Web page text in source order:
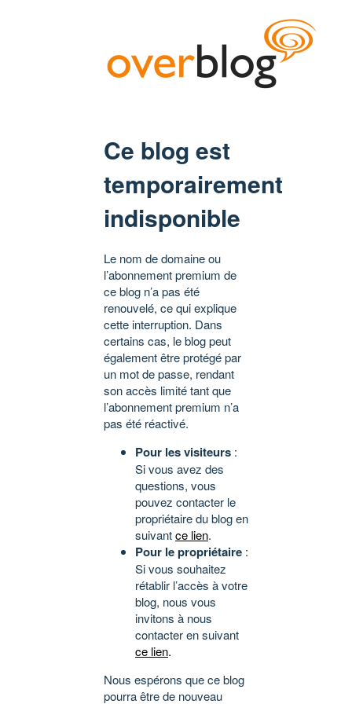
Ce blog est
temporairement
indisponible
Le nom de domaine ou
l’abonnement premium de
ce blog n’a pas été
renouvelé, ce qui explique
cette interruption. Dans
certains cas, le blog peut
également être protégé par
un mot de passe, rendant
son accès limité tant que
l’abonnement premium n’a
pas été réactivé.
Pour les visiteurs :
Si vous avez des
questions, vous
pouvez contacter le
propriétaire du blog en
suivantce lien.
Pour le propriétaire :
Si vous souhaitez
rétablir l’accès à votre
blog, nous vous
invitons à nous
contacter en suivant
ce lien.
Nous espérons que ce blog
pourra être de nouveau